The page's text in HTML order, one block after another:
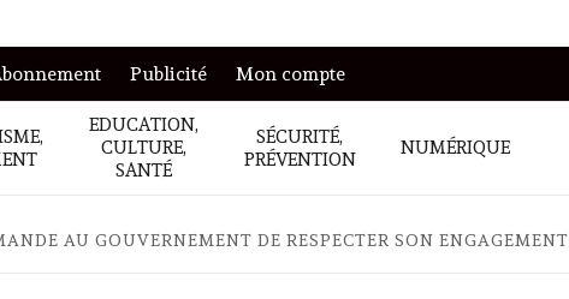
Publicité Mon compte
EDUCATION,
CULTURE,
SANTÉ
SÉCURITÉ,
PRÉVENTION
NUMÉRIQUE
AU GOUVERNEMENT DE RESPECTER SON ENGAGEMENT